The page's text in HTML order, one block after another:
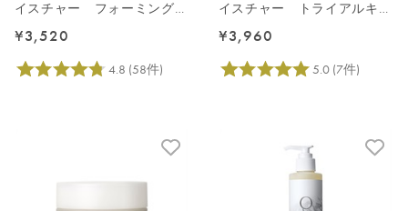
イスチャー フォーミングウ
ォッシュ 150ｍL
¥3,520
イスチャー トライアルキッ
ト
¥3,960